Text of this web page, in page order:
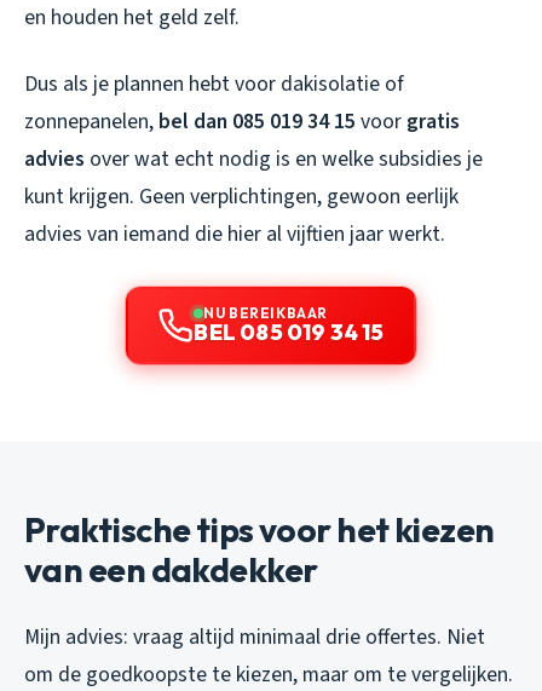
en houden het geld zelf.
Dus als je plannen hebt voor dakisolatie of
zonnepanelen, bel dan 085 019 34 15 voor gratis
advies over wat echt nodig is en welke subsidies je
kunt krijgen. Geen verplichtingen, gewoon eerlijk
advies van iemand die hier al vijftien jaar werkt.
NU BEREIKBAAR
BEL 085 019 34 15
Praktische tips voor het kiezen
van een dakdekker
Mijn advies: vraag altijd minimaal drie offertes. Niet
om de goedkoopste te kiezen, maar om te vergelijken.